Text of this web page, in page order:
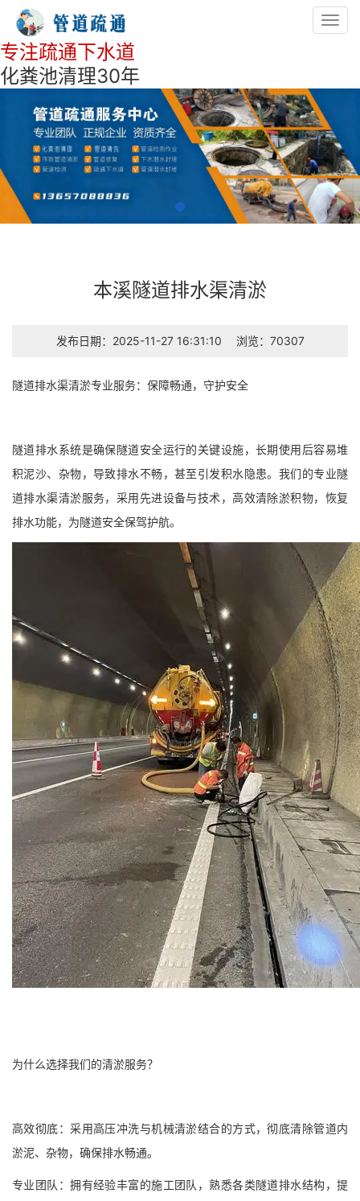
专注疏通下水道
化粪池清理30年
本溪隧道排水渠清淤
发布日期：2025-11-27 16:31:10 浏览：70307
隧道排水渠清淤专业服务：保障畅通，守护安全
隧道排水系统是确保隧道安全运行的关键设施，长期使用后容易堆
积泥沙、杂物，导致排水不畅，甚至引发积水隐患。我们的专业隧
道排水渠清淤服务，采用先进设备与技术，高效清除淤积物，恢复
排水功能，为隧道安全保驾护航。
为什么选择我们的清淤服务？
高效彻底：采用高压冲洗与机械清淤结合的方式，彻底清除管道内
淤泥、杂物，确保排水畅通。
专业团队：拥有经验丰富的施工团队，熟悉各类隧道排水结构，提